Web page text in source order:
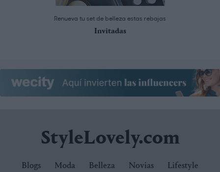
Renueva tu set de belleza estas rebajas
Invitadas
StyleLovely.com
Blogs Moda Belleza Novias Lifestyle